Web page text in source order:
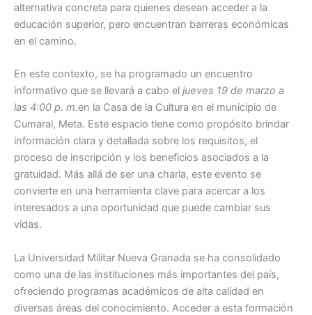
alternativa concreta para quienes desean acceder a la
educación superior, pero encuentran barreras económicas
en el camino.
En este contexto, se ha programado un encuentro
informativo que se llevará a cabo el jueves 19 de marzo a
las 4:00 p. m.en la Casa de la Cultura en el municipio de
Cumaral, Meta. Este espacio tiene como propósito brindar
información clara y detallada sobre los requisitos, el
proceso de inscripción y los beneficios asociados a la
gratuidad. Más allá de ser una charla, este evento se
convierte en una herramienta clave para acercar a los
interesados a una oportunidad que puede cambiar sus
vidas.
La Universidad Militar Nueva Granada se ha consolidado
como una de las instituciones más importantes del país,
ofreciendo programas académicos de alta calidad en
diversas áreas del conocimiento. Acceder a esta formación